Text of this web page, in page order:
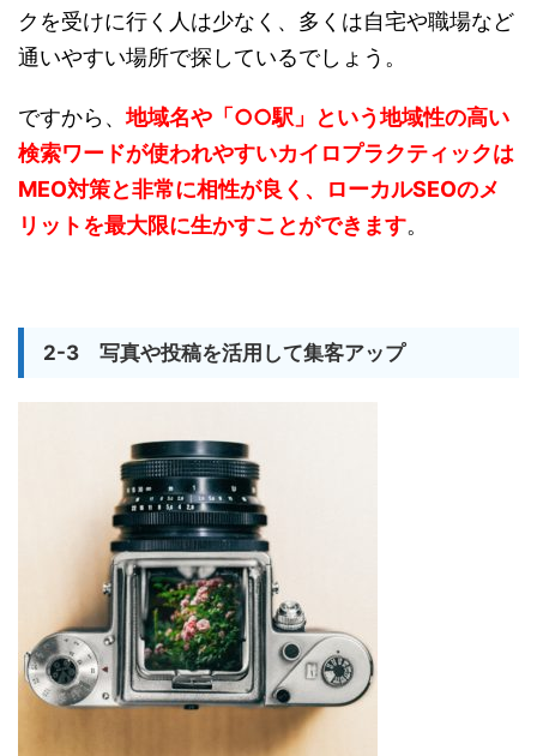
クを受けに行く人は少なく、多くは自宅や職場など
通いやすい場所で探しているでしょう。
ですから、地域名や「○○駅」という地域性の高い
検索ワードが使われやすいカイロプラクティックは
MEO対策と非常に相性が良く、ローカルSEOのメ
リットを最大限に生かすことができます。
2-3 写真や投稿を活用して集客アップ